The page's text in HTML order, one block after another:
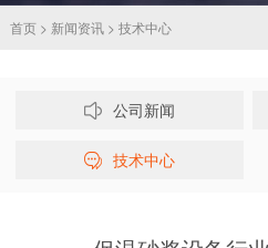
首页> 新闻资讯> 技术中心
公司新闻
技术中心